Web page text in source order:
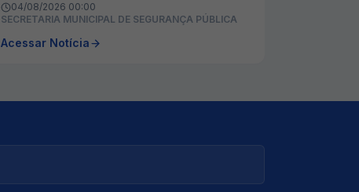
04/08/2026 00:00
SECRETARIA MUNICIPAL DE SEGURANÇA PÚBLICA
Acessar Notícia